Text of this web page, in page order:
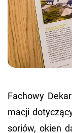
Fa­cho­wy
ma­cji
so­riów, okien